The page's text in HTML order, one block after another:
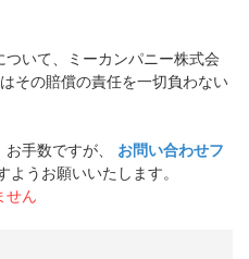
いて、ミーカンパニー株式会
その賠償の責任を一切負わない
手数ですが、
お問い合わせフ
うお願いいたします。
せん